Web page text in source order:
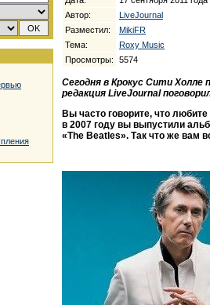
Автор:
LiveJournal
Разместил:
MikiFR
Тема:
Roxy Music
Просмотры:
5574
Сегодня в Крокус Сити Холле
редакция LiveJournal
Вы часто говорите, что
в 2007 году вы выпустили
«The Beatles». Так что же вам